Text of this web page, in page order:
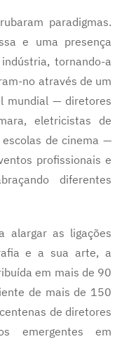
paradigmas.
e uma presença
tornando-a
no através de um
mundial — diretores
eletricistas de
de cinema —
profissionais e
diferentes
alargar as ligações
e a sua arte, a
em mais de 90
de mais de 150
de diretores
emergentes em